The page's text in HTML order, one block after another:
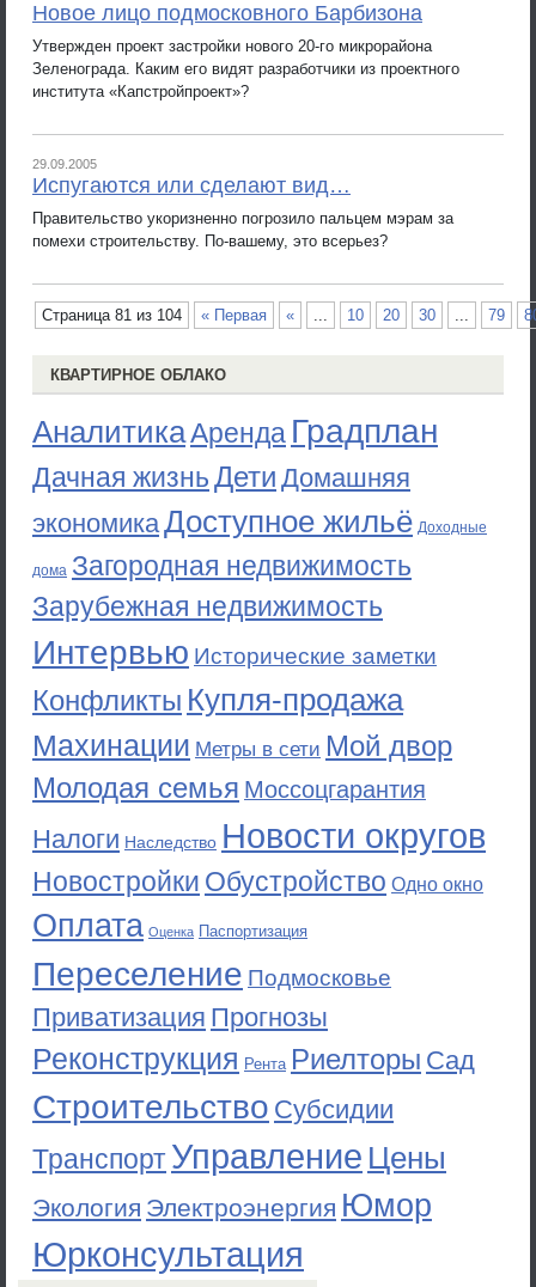
Новое лицо подмосковного Барбизона
Утвержден проект застройки нового 20-го микрорайона
Зеленограда. Каким его видят разработчики из проектного
института «Капстройпроект»?
29.09.2005
Испугаются или сделают вид…
Правительство укоризненно погрозило пальцем мэрам за
помехи строительству. По-вашему, это всерьез?
Страница 81 из 104 « Первая « ... 10 20 30 ... 79
КВАРТИРНОЕ ОБЛАКО
АналитикаАренда Градплан
Дачная жизньДети Домашняя
экономикаДоступное жильё Доходные
дома Загородная недвижимость
Зарубежная недвижимость
Интервью Исторические заметки
Конфликты Купля-продажа
Махинации Метры в сети Мой двор
Молодая семья Моссоцгарантия
Налоги Наследство Новости округов
Новостройки Обустройство Одно окно
Оплата Оценка Паспортизация
Переселение Подмосковье
Приватизация Прогнозы
Реконструкция Рента Риелторы Сад
Строительство Субсидии
ТранспортУправление Цены
Экология Электроэнергия Юмор
Юрконсультация